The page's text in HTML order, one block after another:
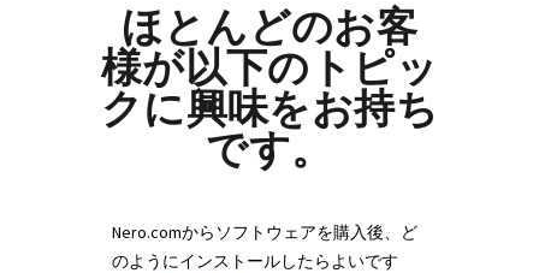
ほとんどのお客
様が以下のトピッ
クに興味をお持ち
です。
Nero.comからソフトウェアを購入後、ど
のようにインストールしたらよいです